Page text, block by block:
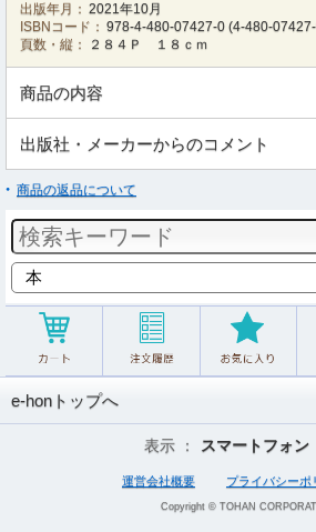
出版年月： 2021年10月
ISBNコード： 978-4-480-07427-0 (4-480-
頁数・縦：
２８４Ｐ １８ｃｍ
商品の内容
出版社・メーカーからのコメント
商品の返品について
e-honトップへ
表示 ： スマートフォン
運営会社概要 プライバシーポ
Copyright © TOHAN